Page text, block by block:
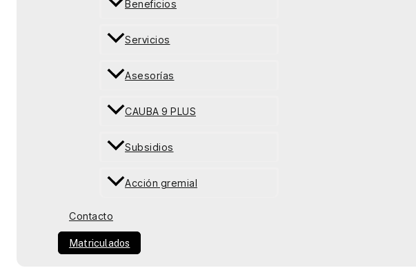
Beneficios
Servicios
Asesorías
CAUBA 9 PLUS
Subsidios
Acción gremial
Contacto
Matriculados